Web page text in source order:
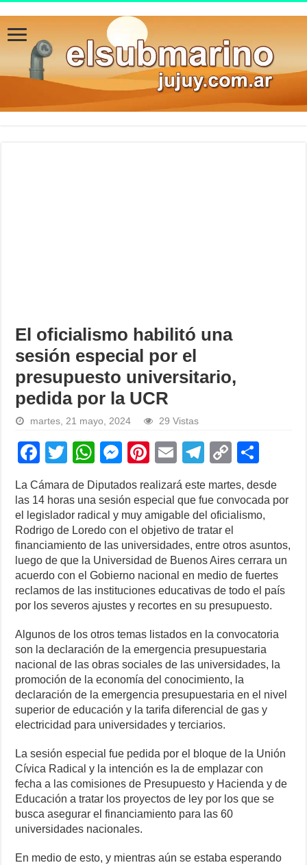
El oficialismo habilitó una
sesión especial por el
presupuesto universitario,
pedida por la UCR
martes, 21 mayo, 2024 29 Vistas
F
a
c
e
b
o
o
k
T
wi
tt
er
W
h
at
s
A
p
p
M
e
ss
e
n
g
er
Pi
nt
er
e
st
E
m
ail
T
e
gr
a
m
C
p
y
Li
n
k
h
ar
e
La Cámara de Diputados realizará este martes, desde
las 14 horas una sesión especial que fue convocada por
el legislador radical y muy amigable del oficialismo,
Rodrigo de Loredo con el objetivo de tratar el
financiamiento de las universidades, entre otros asuntos,
luego de que la Universidad de Buenos Aires cerrara un
acuerdo con el Gobierno nacional en medio de fuertes
reclamos de las instituciones educativas de todo el país
por los severos ajustes y recortes en su presupuesto.
Algunos de los otros temas listados en la convocatoria
son la declaración de la emergencia presupuestaria
nacional de las obras sociales de las universidades, la
promoción de la economía del conocimiento, la
declaración de la emergencia presupuestaria en el nivel
superior de educación y la tarifa diferencial de gas y
electricidad para universidades y terciarios.
La sesión especial fue pedida por el bloque de la Unión
Cívica Radical y la intención es la de emplazar con
fecha a las comisiones de Presupuesto y Hacienda y de
Educación a tratar los proyectos de ley por los que se
busca asegurar el financiamiento para las 60
universidades nacionales.
En medio de esto, y mientras aún se estaba esperando